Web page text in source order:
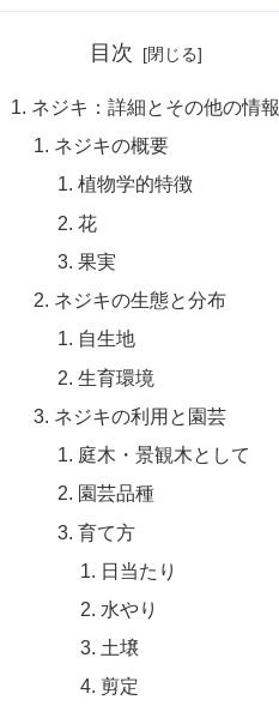
目次
ネジキ：詳細とその他の情報
ネジキの概要
植物学的特徴
花
果実
ネジキの生態と分布
自生地
生育環境
ネジキの利用と園芸
庭木・景観木として
園芸品種
育て方
日当たり
水やり
土壌
剪定